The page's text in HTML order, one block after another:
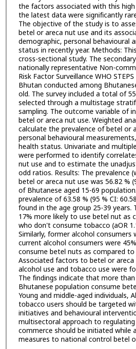
the factors associated with this high
the latest data were significantly
The objective of the study is to
betel or areca nut use and its
demographic, personal behavioural
status in recently year. Methods:
cross-sectional study. The
nationally representative Non-
Risk Factor Surveillance WHO
Bhutan conducted among
old. The survey included a total of
selected through a multistage
sampling. The outcome variable of
betel or areca nut use. Weighted
calculate the prevalence of betel or
personal behavioural
health status. Univariate and
were performed to identify
nut use and to estimate the
odd ratios. Results: The prevalence
betel or areca nut use was 56.82 %
of Bhutanese aged 15-69
prevalence of 63.58 % (95 % CI:
found in the age group 25-39 years.
17% more likely to use betel nut as
who don't consume tobacco (aOR
Similarly, former alcohol consumers
current alcohol consumers were
consume betel nuts as compared
Associated factors to betel or areca
alcohol use and tobacco use were
The findings indicate that more
Bhutanese population consume
Young and middle-aged individuals,
tobacco users should be targeted
initiatives and behavioural
multisectoral approach to
commerce should be initiated while
measures to national control betel